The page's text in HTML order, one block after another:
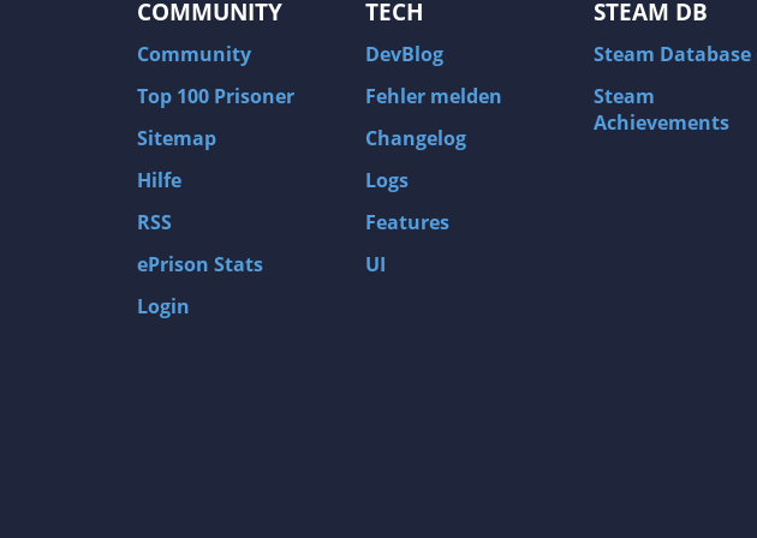
COMMUNITY
Community
Top 100 Prisoner
Sitemap
Hilfe
RSS
ePrison Stats
Login
TECH
DevBlog
Fehler melden
Changelog
Logs
Features
UI
STEAM DB
Steam Database
Steam
Achievements